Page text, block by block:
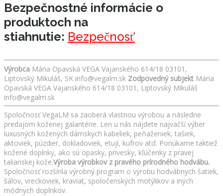
Bezpečnostné informácie o
produktoch na
stiahnutie: Bezpečnosť
Výrobca Mária Opavská VEGA Vajanského 614/18 03101,
Liptovský Mikuláš, SK info@vegalm.sk Zodpovedný subjekt Mária
Opavská VEGA Vajanského 614/18 03101, Liptovský Mikuláš
info@vegalm.sk
Spoločnosť VegaLM sa zaoberá vlastnou výrobou a následne
predajom koženej galantérie. Len u nás nájdete najväčší výber
luxusných kožených dámskych kabeliek, peňaženiek, tašiek,
aktoviek, púzdier, dokladoviek, etují, kufrov atď. Ponúkame taktiež
kožené doplnky, ako sú opasky, prívesky, kľúčenky z pravej
talianskej kože.Výroba výrobkov z pravého prírodného hodvábu.
Spoločnosť rozšírila výrobný program o výrobu hodvábnych šatiek,
šálov, vreckoviek, kraviat, spoločenských motýlikov a iných
módnych doplnkov.